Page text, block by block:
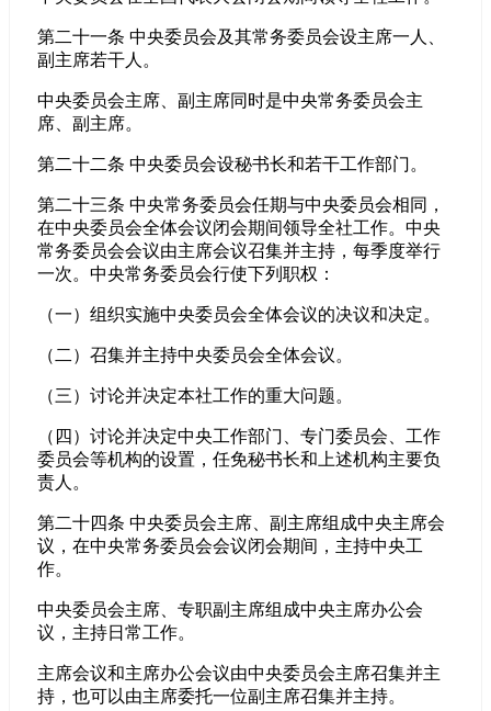
第二十一条 中央委员会及其常务委员会设主席一人、
副主席若干人。
中央委员会主席、副主席同时是中央常务委员会主
席、副主席。
第二十二条 中央委员会设秘书长和若干工作部门。
第二十三条 中央常务委员会任期与中央委员会相同，
在中央委员会全体会议闭会期间领导全社工作。中央
常务委员会会议由主席会议召集并主持，每季度举行
一次。中央常务委员会行使下列职权：
（一）组织实施中央委员会全体会议的决议和决定。
（二）召集并主持中央委员会全体会议。
（三）讨论并决定本社工作的重大问题。
（四）讨论并决定中央工作部门、专门委员会、工作
委员会等机构的设置，任免秘书长和上述机构主要负
责人。
第二十四条 中央委员会主席、副主席组成中央主席会
议，在中央常务委员会会议闭会期间，主持中央工
作。
中央委员会主席、专职副主席组成中央主席办公会
议，主持日常工作。
主席会议和主席办公会议由中央委员会主席召集并主
持，也可以由主席委托一位副主席召集并主持。